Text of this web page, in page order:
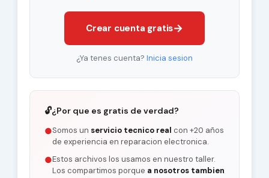
Crear cuenta gratis→
¿Ya tenes cuenta? Inicia sesion
🔓¿Por que es gratis de verdad?
●Somos un servicio tecnico real con +20 años
de experiencia en reparacion electronica.
●Estos archivos los usamos en nuestro taller.
Los compartimos porque a nosotros tambien